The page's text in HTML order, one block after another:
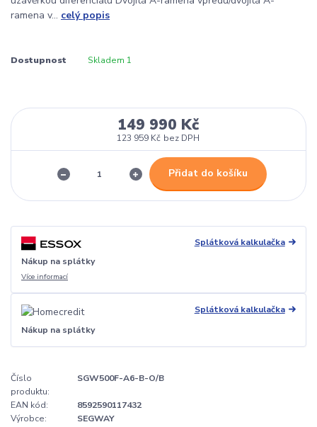
ramena v... celý popis
Dostupnost Skladem 1
149 990 Kč
123 959 Kč bez DPH
Přidat do košíku
Splátková kalkulačka
Nákup na splátky
Více informací
Splátková kalkulačka
Nákup na splátky
Číslo
produktu:
SGW500F-A6-B-O/B
EAN kód:
8592590117432
Výrobce:
SEGWAY